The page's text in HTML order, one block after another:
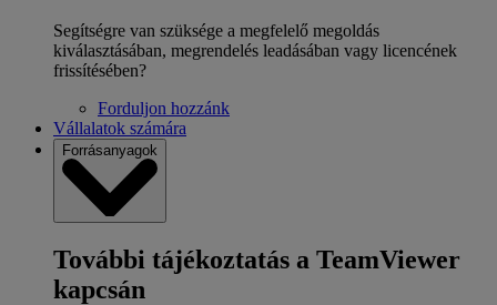
Segítségre van szüksége a megfelelő megoldás
kiválasztásában, megrendelés leadásában vagy licencének
frissítésében?
Forduljon hozzánk
Vállalatok számára
Forrásanyagok
További tájékoztatás a TeamViewer
kapcsán